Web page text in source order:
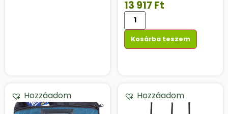
13 917 Ft
Kosárba teszem
Hozzáadom Hozzáadom